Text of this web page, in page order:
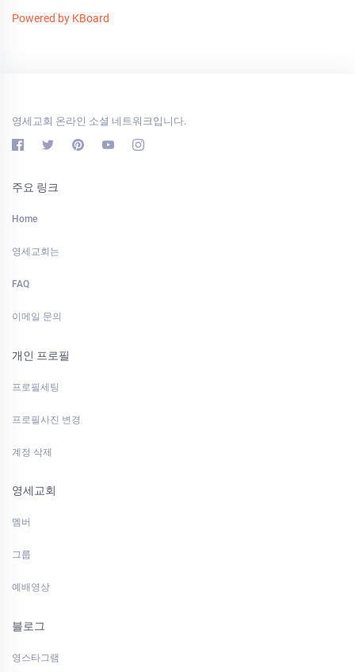
Powered by KBoard
영세교회 온라인 소셜 네트워크입니다.
주요 링크
Home
영세교회는
FAQ
이메일 문의
개인 프로필
프로필세팅
프로필사진 변경
계정 삭제
영세교회
멤버
그룹
예배영상
블로그
영스타그램